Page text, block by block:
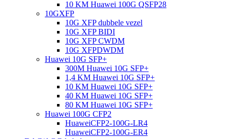
10 KM Huawei 100G QSFP28
10GXFP
10G XFP dubbele vezel
10G XFP BIDI
10G XFP CWDM
10G XFPDWDM
Huawei 10G SFP+
300M Huawei 10G SFP+
1,4 KM Huawei 10G SFP+
10 KM Huawei 10G SFP+
40 KM Huawei 10G SFP+
80 KM Huawei 10G SFP+
Huawei 100G CFP2
HuaweiCFP2-100G-LR4
HuaweiCFP2-100G-ER4